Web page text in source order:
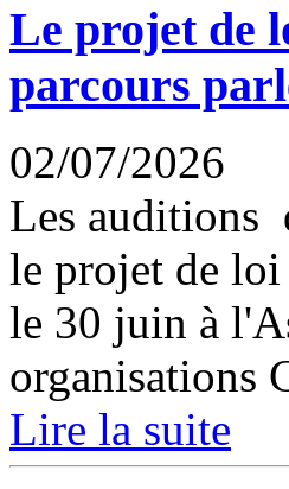
Le projet de
parcours
02/07/2026
Les auditions
le projet de loi
le 30 juin à
organisations
Lire la suite